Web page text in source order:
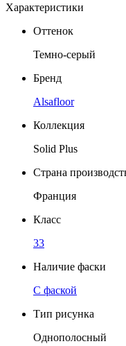
Характеристики
Оттенок
Темно-серый
Бренд
Alsafloor
Коллекция
Solid Plus
Страна
Франция
Класс
33
Наличие фаски
C фаской
Тип рисунка
Однополосный